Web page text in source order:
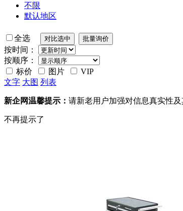
不限
默认地区
全选
按时间：
按顺序：
标价
图片
VIP
文字 大图 列表
新企网温馨提示： 请新老用户加强对信息真实性
不再提示了